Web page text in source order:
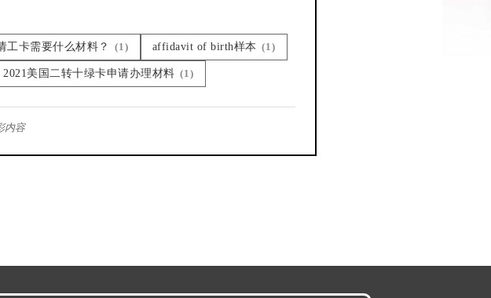
工卡需要什么材料？ (1) affidavit of birth样本 (1)
2021美国二转十绿卡申请办理材料 (1)
内容